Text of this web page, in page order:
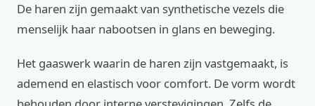
De haren zijn gemaakt van synthetische vezels die
menselijk haar nabootsen in glans en beweging.
Het gaaswerk waarin de haren zijn vastgemaakt, is
ademend en elastisch voor comfort. De vorm wordt